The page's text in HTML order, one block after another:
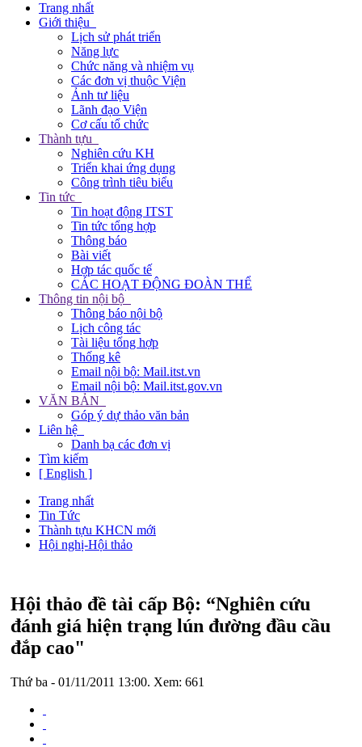
Trang nhất
Giới thiệu
Lịch sử phát triển
Năng lực
Chức năng và nhiệm vụ
Các đơn vị thuộc Viện
Ảnh tư liệu
Lãnh đạo Viện
Cơ cấu tổ chức
Thành tựu
Nghiên cứu KH
Triển khai ứng dụng
Công trình tiêu biểu
Tin tức
Tin hoạt động ITST
Tin tức tổng hợp
Thông báo
Bài viết
Hợp tác quốc tế
CÁC HOẠT ĐỘNG ĐOÀN THỂ
Thông tin nội bộ
Thông báo nội bộ
Lịch công tác
Tài liệu tổng hợp
Thống kê
Email nội bộ: Mail.itst.vn
Email nội bộ: Mail.itst.gov.vn
VĂN BẢN
Góp ý dự thảo văn bản
Liên hệ
Danh bạ các đơn vị
Tìm kiếm
[ English ]
Trang nhất
Tin Tức
Thành tựu KHCN mới
Hội nghị-Hội thảo
Hội thảo đề tài cấp Bộ: “Nghiên cứu
đánh giá hiện trạng lún đường đầu cầu
đắp cao"
Thứ ba - 01/11/2011 13:00. Xem: 661